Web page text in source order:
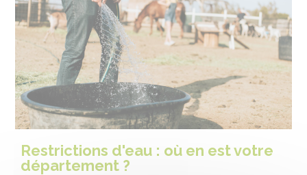
Restrictions d'eau : où en est votre
département ?